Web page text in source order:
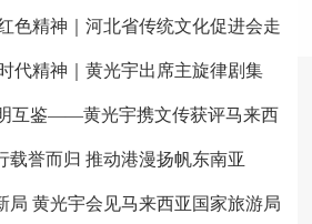
香港情
色精神｜河北省传统文化促进会走
交流活动
代精神｜黄光宇出席主旋律剧集
式
互鉴——黄光宇携文传获评马来西
载誉而归 推动港漫扬帆东南亚
局 黄光宇会见马来西亚国家旅游局